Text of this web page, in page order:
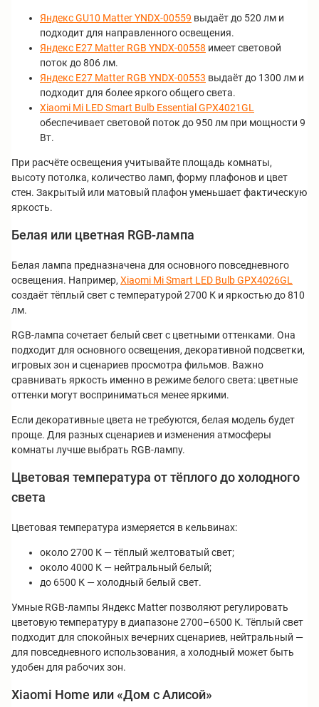
Яндекс GU10 Matter YNDX-00559 выдаёт до 520 лм и
подходит для направленного освещения.
Яндекс E27 Matter RGB YNDX-00558 имеет световой
поток до 806 лм.
Яндекс E27 Matter RGB YNDX-00553 выдаёт до 1300 лм и
подходит для более яркого общего света.
Xiaomi Mi LED Smart Bulb Essential GPX4021GL
обеспечивает световой поток до 950 лм при мощности 9
Вт.
При расчёте освещения учитывайте площадь комнаты,
высоту потолка, количество ламп, форму плафонов и цвет
стен. Закрытый или матовый плафон уменьшает фактическую
яркость.
Белая или цветная RGB-лампа
Белая лампа предназначена для основного повседневного
освещения. Например, Xiaomi Mi Smart LED Bulb GPX4026GL
создаёт тёплый свет с температурой 2700 К и яркостью до 810
лм.
RGB-лампа сочетает белый свет с цветными оттенками. Она
подходит для основного освещения, декоративной подсветки,
игровых зон и сценариев просмотра фильмов. Важно
сравнивать яркость именно в режиме белого света: цветные
оттенки могут восприниматься менее яркими.
Если декоративные цвета не требуются, белая модель будет
проще. Для разных сценариев и изменения атмосферы
комнаты лучше выбрать RGB-лампу.
Цветовая температура от тёплого до холодного
света
Цветовая температура измеряется в кельвинах:
около 2700 К — тёплый желтоватый свет;
около 4000 К — нейтральный белый;
до 6500 К — холодный белый свет.
Умные RGB-лампы Яндекс Matter позволяют регулировать
цветовую температуру в диапазоне 2700–6500 К. Тёплый свет
подходит для спокойных вечерних сценариев, нейтральный —
для повседневного использования, а холодный может быть
удобен для рабочих зон.
Xiaomi Home или «Дом с Алисой»